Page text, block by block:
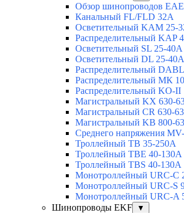
Обзор шинопроводов
Канальный FL/FLD 32A
Осветительный KAM 25-
Распределительный KAP
Осветительный SL 25-40А
Осветительный DL 25-40А
Распределительный
Распределительный МК
Распределительный KO-II
Магистральный KX 630-
Магистральный CR 630-
Магистральный KB 800-
Среднего напряжения
Троллейный TB 35-250A
Троллейный TBE 40-130A
Троллейный TBS 40-130A
Монотроллейный URC-C
Монотроллейный URC-S
Монотроллейный URC-A
Шинопроводы EKF
▼